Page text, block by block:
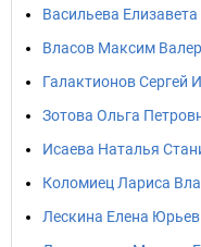
Васильева
Власов Максим
Галактионов Сергей
Зотова Ольга
Исаева Наталья
Коломиец Лариса
Лескина Елена